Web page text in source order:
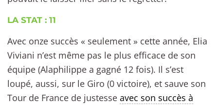
LA STAT : 11
Avec onze succès « seulement » cette année, Elia
Viviani n’est même pas le plus efficace de son
équipe (Alaphilippe a gagné 12 fois). Il s’est
loupé, aussi, sur le Giro (0 victoire), et sauve son
Tour de France de justesse avec son succès à